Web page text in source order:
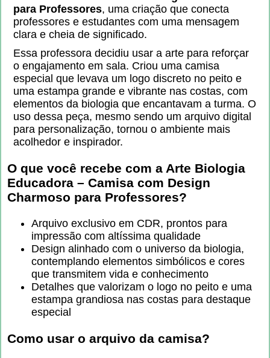
para Professores, uma criação que conecta
professores e estudantes com uma mensagem
clara e cheia de significado.
Essa professora decidiu usar a arte para reforçar
o engajamento em sala. Criou uma camisa
especial que levava um logo discreto no peito e
uma estampa grande e vibrante nas costas, com
elementos da biologia que encantavam a turma. O
uso dessa peça, mesmo sendo um arquivo digital
para personalização, tornou o ambiente mais
acolhedor e inspirador.
O que você recebe com a Arte Biologia
Educadora – Camisa com Design
Charmoso para Professores?
Arquivo exclusivo em CDR, prontos para
impressão com altíssima qualidade
Design alinhado com o universo da biologia,
contemplando elementos simbólicos e cores
que transmitem vida e conhecimento
Detalhes que valorizam o logo no peito e uma
estampa grandiosa nas costas para destaque
especial
Como usar o arquivo da camisa?